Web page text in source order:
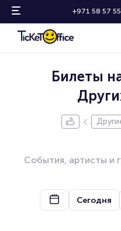
+971 58 57
Билеты
Сегодня